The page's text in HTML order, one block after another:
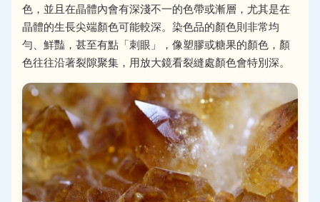
色，並且在晶體內會有深淺不一的色帶或漸層，尤其是在
晶體的生長尖端顏色可能較深。染色品的顏色則非常均
勻、鮮豔，甚至有點「刺眼」，像塑膠或糖果的顏色，顏
色往往沿著裂隙聚集，用放大鏡看裂縫處顏色會特別深。